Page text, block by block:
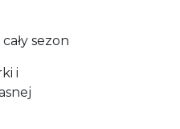
sezon
i